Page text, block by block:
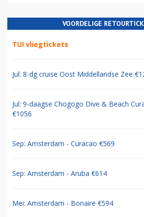
VOORDELIGE
TUI vliegtickets
Jul: 8-dg cruise Oost Middellandse Zee
Jul: 9-daagse Chogogo Dive & Beach
€1056
Sep: Amsterdam - Curacao €569
Sep: Amsterdam - Aruba €614
Mei: Amsterdam - Bonaire €594